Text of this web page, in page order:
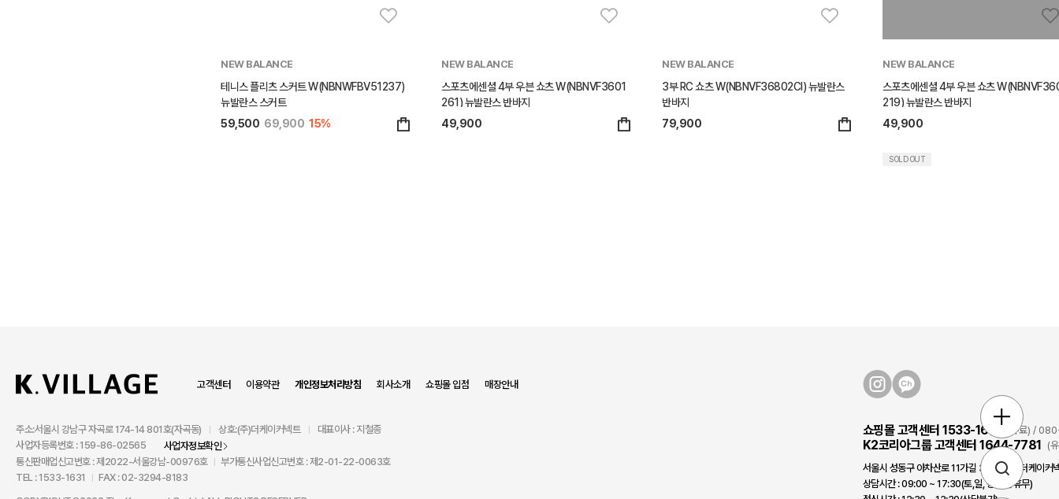
NEW BALANCE
테니스 플리츠 스커트 W(NBNWFBV51237)
뉴발란스 스커트
59,500 69,900 15%
NEW BALANCE
스포츠에센셜 4부 우븐 쇼츠 W(NBNVF3601
261) 뉴발란스 반바지
49,900
NEW BALANCE
3부 RC 쇼츠 W(NBNVF36802CI) 뉴발란스
반바지
79,900
NEW BALANCE
스포츠에센셜 4부 우븐 쇼츠
219) 뉴발란스 반바지
49,900
SOLD OUT
고객센터 이용약관 개인정보처리방침 회사소개 쇼핑몰 입점 매장안내
주소:서울시 강남구 자곡로 174-14 801호(자곡동) 상호:(주)더케이커넥트
대표이사 : 지철종
사업자등록번호 : 159-86-02565
사업자정보확인
통신판매업신고번호 : 제2022-서울강남-00976호
부가통신사업신고번호 : 제2-01-22-0063호
TEL : 1533-1631
FAX : 02-3294-8183
쇼핑몰 고객센터 1533-1631 (유료) /
K2코리아그룹 고객센터 1644-7781 (
서울시 성동구 아차산로 11가길 3, 2층/(주)더케이커
상담시간 : 09:00 ~ 17:30(토,일, 공휴일 휴무)